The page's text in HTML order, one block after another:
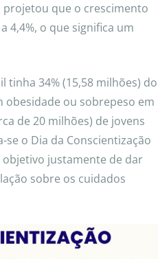
projetou que o crescimento
4,4%, o que significa um
tinha 34% (15,58 milhões) do
obesidade ou sobrepeso em
de 20 milhões) de jovens
se o Dia da Conscientização
justamente de dar
sobre os cuidados